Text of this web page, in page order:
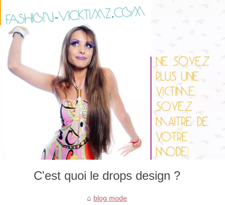
C'est quoi le drops design ?
blog mode